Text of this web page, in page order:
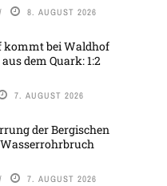
8. AUGUST 2026
kommt bei Waldhof
dem Quark: 1:2
7. AUGUST 2026
der Bergischen
7. AUGUST 2026